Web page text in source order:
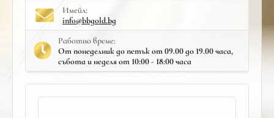
Имейл:
info@bbgold.bg
Работно време:
От понеделник до петък от 09.00 до 19.00 часа,
събота и неделя от 10:00 - 18:00 часа